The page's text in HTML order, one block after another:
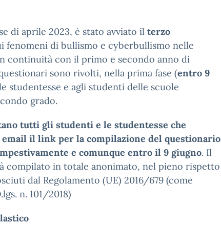
di aprile 2023, è stato avviato il terzo
fenomeni di bullismo e cyberbullismo nelle
continuità con il primo e secondo anno di
sono rivolti, nella prima fase (entro 9
studentesse e agli studenti delle scuole
grado.
tutti gli studenti e le studentesse che
il link per la compilazione del questionario
e comunque entro il 9 giugno. Il
compilato in totale anonimato, nel pieno rispetto
dal Regolamento (UE) 2016/679 (come
n. 101/2018)